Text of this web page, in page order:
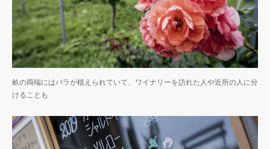
畝の両端にはバラが植えられていて、ワイナリーを訪れた人や近所の人に分
けることも